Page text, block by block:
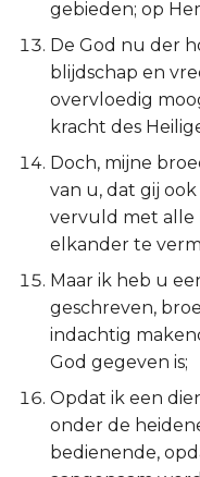
Jeremía
Klaagliederen
Ezechiël
Daniël
Joël
Amos
Obadja
gebieden; op
De God nu der
blijdschap en
overvloedig
kracht des
Doch, mijne
van u, dat gij
vervuld met alle
elkander te
Maar ik heb u
geschreven,
indachtig
God gegeven is;
Opdat ik een
onder de
bedienende,